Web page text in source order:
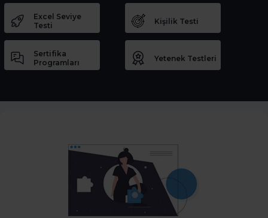
Excel Seviye
Testi
Kişilik Testi
Sertifika
Programları
Yetenek Testleri